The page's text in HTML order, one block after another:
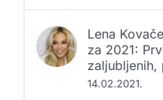
Lena
za 2021:
zaljubljenih,